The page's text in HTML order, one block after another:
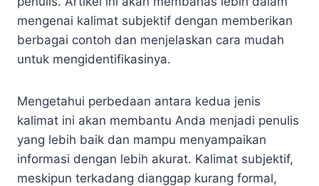
mengenai kalimat subjektif dengan memberikan
berbagai contoh dan menjelaskan cara mudah
untuk mengidentifikasinya.
Mengetahui perbedaan antara kedua jenis
kalimat ini akan membantu Anda menjadi penulis
yang lebih baik dan mampu menyampaikan
informasi dengan lebih akurat. Kalimat subjektif,
meskipun terkadang dianggap kurang formal,